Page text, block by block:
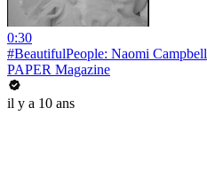
0:30
#BeautifulPeople: Naomi Campbell
PAPER Magazine
il y a 10 ans